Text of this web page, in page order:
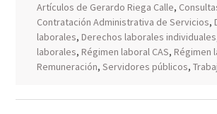
Artículos de Gerardo Riega Calle,
Contratación Administrativa de Servicios,
laborales, Derechos laborales individuales
laborales, Régimen laboral CAS, Régimen
Remuneración, Servidores públicos,